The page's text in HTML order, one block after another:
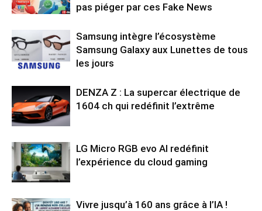
pas piéger par ces Fake News
Samsung intègre l’écosystème
Samsung Galaxy aux Lunettes de tous
les jours
DENZA Z : La supercar électrique de
1604 ch qui redéfinit l’extrême
LG Micro RGB evo AI redéfinit
l’expérience du cloud gaming
Vivre jusqu’à 160 ans grâce à l’IA !